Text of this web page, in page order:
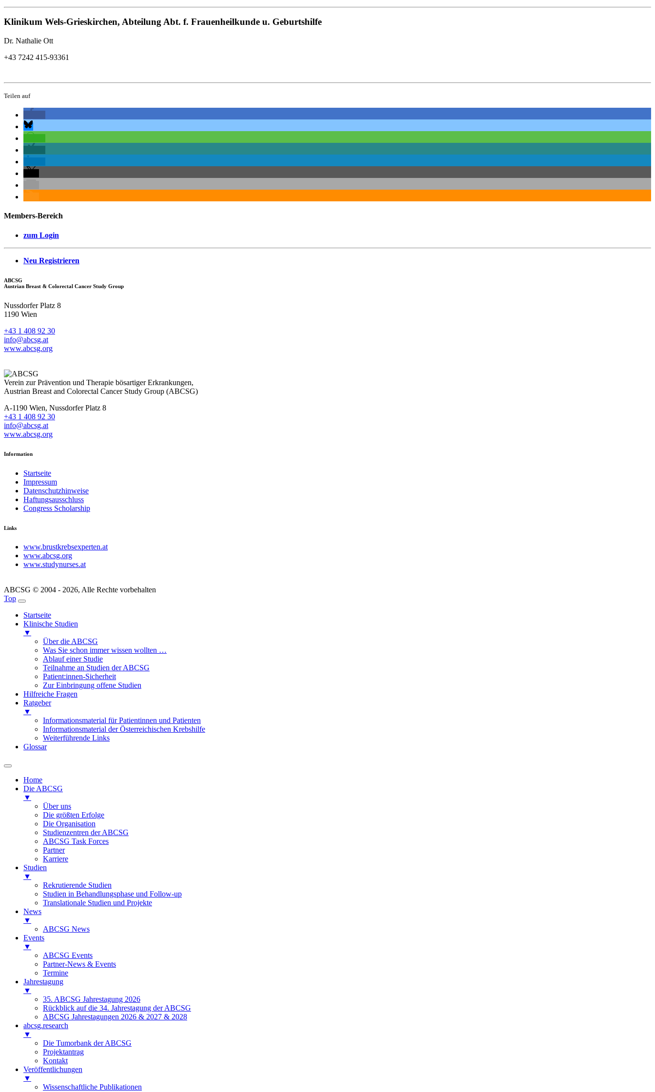
Klinikum Wels-Grieskirchen, Abteilung Abt. f. Frauenheilkunde u. Geburtshilfe
Dr. Nathalie Ott
+43 7242 415-93361
Teilen auf
Members-Bereich
zum Login
Neu Registrieren
ABCSG
Austrian Breast & Colorectal Cancer Study Group
Nussdorfer Platz 8
1190 Wien
+43 1 408 92 30
info@abcsg.at
www.abcsg.org
Verein zur Prävention und Therapie bösartiger Erkrankungen,
Austrian Breast and Colorectal Cancer Study Group (ABCSG)
A-1190 Wien, Nussdorfer Platz 8
+43 1 408 92 30
info@abcsg.at
www.abcsg.org
Information
Startseite
Impressum
Datenschutzhinweise
Haftungsausschluss
Congress Scholarship
Links
www.brustkrebsexperten.at
www.abcsg.org
www.studynurses.at
ABCSG © 2004 - 2026, Alle Rechte vorbehalten
Top
Startseite
Klinische Studien
▼
Über die ABCSG
Was Sie schon immer wissen wollten …
Ablauf einer Studie
Teilnahme an Studien der ABCSG
Patient:innen-Sicherheit
Zur Einbringung offene Studien
Hilfreiche Fragen
Ratgeber
▼
Informationsmaterial für Patientinnen und Patienten
Informationsmaterial der Österreichischen Krebshilfe
Weiterführende Links
Glossar
Home
Die ABCSG
▼
Über uns
Die größten Erfolge
Die Organisation
Studienzentren der ABCSG
ABCSG Task Forces
Partner
Karriere
Studien
▼
Rekrutierende Studien
Studien in Behandlungsphase und Follow-up
Translationale Studien und Projekte
News
▼
ABCSG News
Events
▼
ABCSG Events
Partner-News & Events
Termine
Jahrestagung
▼
35. ABCSG Jahrestagung 2026
Rückblick auf die 34. Jahrestagung der ABCSG
ABCSG Jahrestagungen 2026 & 2027 & 2028
abcsg.research
▼
Die Tumorbank der ABCSG
Projektantrag
Kontakt
Veröffentlichungen
▼
Wissenschaftliche Publikationen